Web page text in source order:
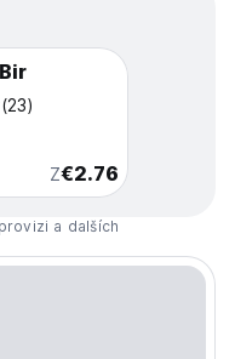
(23)
Z€2.76
a dalších